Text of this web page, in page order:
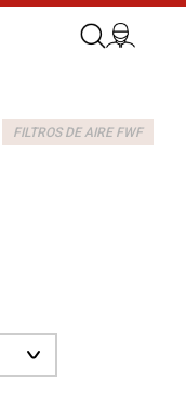
FILTROS DE AIRE FWF